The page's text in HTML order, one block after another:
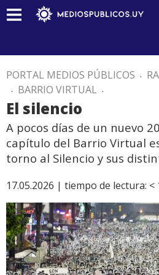
PORTAL MEDIOS PÚBLICOS .
. BARRIO VIRTUAL .
El silencio
A pocos días de un nuevo
capítulo del Barrio Virtual
torno al Silencio y sus
17.05.2026 | tiempo de lectura: <